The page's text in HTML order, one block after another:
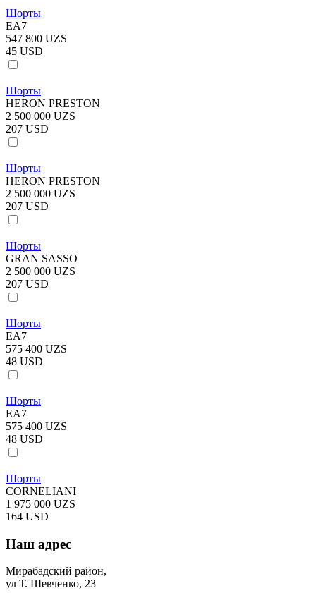
Шорты
EA7
547 800 UZS
45 USD
Шорты
HERON PRESTON
2 500 000 UZS
207 USD
Шорты
HERON PRESTON
2 500 000 UZS
207 USD
Шорты
GRAN SASSO
2 500 000 UZS
207 USD
Шорты
EA7
575 400 UZS
48 USD
Шорты
EA7
575 400 UZS
48 USD
Шорты
CORNELIANI
1 975 000 UZS
164 USD
Наш адрес
Мирабадский район,
ул Т. Шевченко, 23